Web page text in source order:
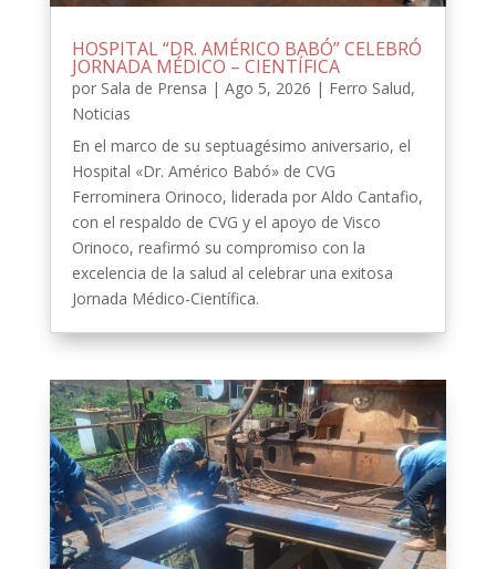
HOSPITAL “DR. AMÉRICO BABÓ” CELEBRÓ
JORNADA MÉDICO – CIENTÍFICA
por Sala de Prensa | Ago 5, 2026 | Ferro Salud,
Noticias
En el marco de su septuagésimo aniversario, el
Hospital «Dr. Américo Babó» de CVG
Ferrominera Orinoco, liderada por Aldo Cantafio,
con el respaldo de CVG y el apoyo de Visco
Orinoco, reafirmó su compromiso con la
excelencia de la salud al celebrar una exitosa
Jornada Médico-Científica.